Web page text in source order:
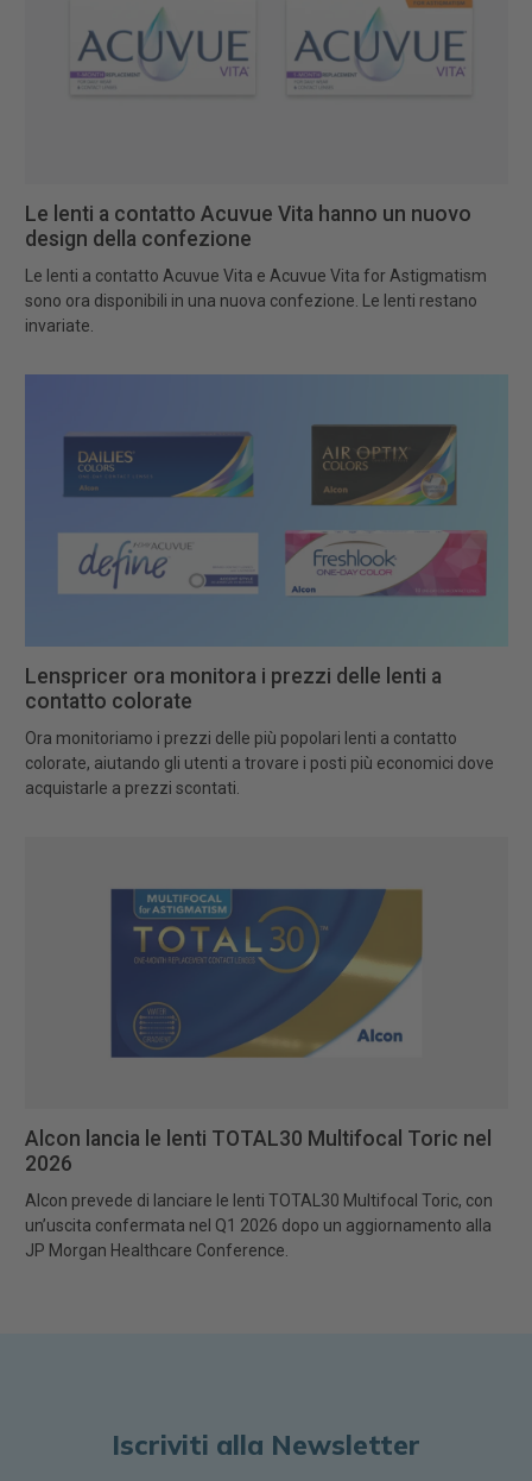
Le lenti a contatto Acuvue Vita hanno un nuovo
design della confezione
Le lenti a contatto Acuvue Vita e Acuvue Vita for Astigmatism
sono ora disponibili in una nuova confezione. Le lenti restano
invariate.
Lenspricer ora monitora i prezzi delle lenti a
contatto colorate
Ora monitoriamo i prezzi delle più popolari lenti a contatto
colorate, aiutando gli utenti a trovare i posti più economici dove
acquistarle a prezzi scontati.
Alcon lancia le lenti TOTAL30 Multifocal Toric nel
2026
Alcon prevede di lanciare le lenti TOTAL30 Multifocal Toric, con
un’uscita confermata nel Q1 2026 dopo un aggiornamento alla
JP Morgan Healthcare Conference.
Iscriviti alla Newsletter